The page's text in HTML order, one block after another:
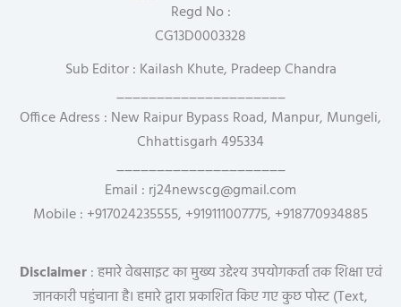
Regd No :
CG13D0003328
Sub Editor : Kailash Khute, Pradeep Chandra
_____________________
Office Adress : New Raipur Bypass Road, Manpur, Mungeli,
Chhattisgarh 495334
_____________________
Email : rj24newscg@gmail.com
Mobile : +917024235555, +919111007775, +918770934885
Disclaimer: हमारे वेबसाइट का मुख्य उद्देश्य उपयोगकर्ता तक शिक्षा एवं
जानकारी पहुंचाना है। हमारे द्वारा प्रकाशित किए गए कुछ पोस्ट (Text,